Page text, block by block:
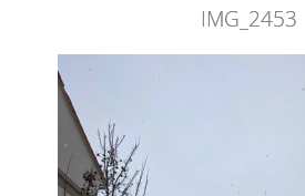
IMG_2453